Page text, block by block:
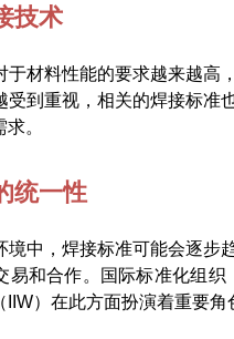
技术
于材料性能的要求越来越高
受到重视，相关的焊接标准
。
统一性
境中，焊接标准可能会逐步
易和合作。国际标准化组织
）在此方面扮演着重要角